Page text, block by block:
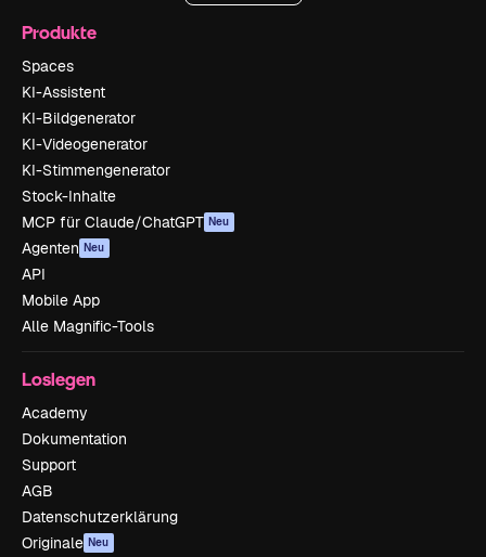
Produkte
Spaces
KI-Assistent
KI-Bildgenerator
KI-Videogenerator
KI-Stimmengenerator
Stock-Inhalte
MCP für Claude/ChatGPT Neu
Agenten Neu
API
Mobile App
Alle Magnific-Tools
Loslegen
Academy
Dokumentation
Support
AGB
Datenschutzerklärung
Originale Neu